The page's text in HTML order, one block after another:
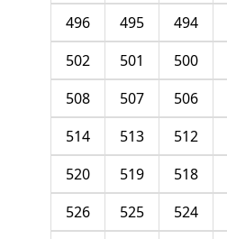
494
495
496
500
501
502
506
507
508
512
513
514
518
519
520
524
525
526